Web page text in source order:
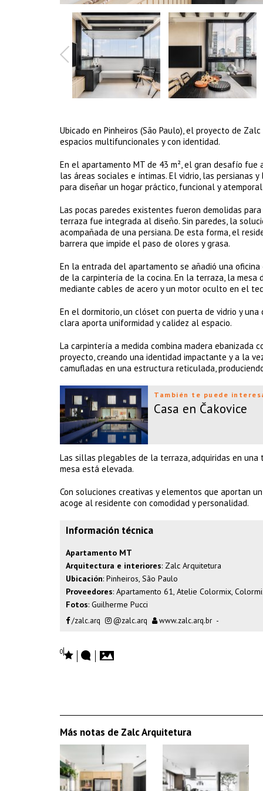
Ubicado en Pinheiros (São Paulo), el proyecto de
espacios multifuncionales y con identidad.
En el apartamento MT de 43 m², el gran desafío
las áreas sociales e íntimas. El vidrio, las
para diseñar un hogar práctico, funcional y
Las pocas paredes existentes fueron demolidas
terraza fue integrada al diseño. Sin paredes, la
acompañada de una persiana. De esta forma, el
barrera que impide el paso de olores y grasa.
En la entrada del apartamento se añadió una
de la carpintería de la cocina. En la terraza, la
mediante cables de acero y un motor oculto en el
En el dormitorio, un clóset con puerta de vidrio y
clara aporta uniformidad y calidez al espacio.
La carpintería a medida combina madera ebanizada
proyecto, creando una identidad impactante y a la
camufladas en una estructura reticulada,
También te puede
Casa en Čakovice
Las sillas plegables de la terraza, adquiridas en
mesa está elevada.
Con soluciones creativas y elementos que aportan
acoge al residente con comodidad y personalidad.
Información técnica
Apartamento MT
Arquitectura e interiores: Zalc Arquitetura
Ubicación: Pinheiros, São Paulo
Proveedores: Apartamento 61, Atelie Colormix,
Fotos: Guilherme Pucci
/zalc.arq @zalc.arq www.zalc.arq.br -
0
Más notas de Zalc Arquitetura